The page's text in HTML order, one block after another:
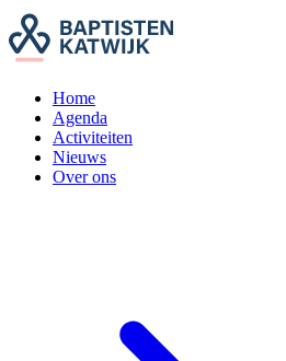
Home
Agenda
Activiteiten
Nieuws
Over ons